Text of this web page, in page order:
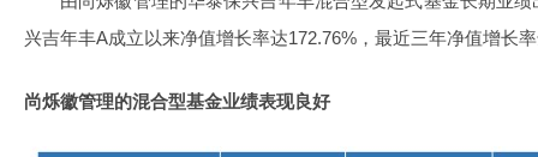
兴吉年丰A成立以来净值增长率达172.76%，最近三年净值增长
尚烁徽管理的混合型基金业绩表现良好